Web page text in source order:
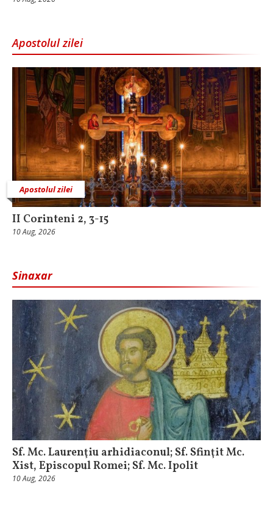
Apostolul zilei
Apostolul zilei
II Corinteni 2, 3-15
10 Aug, 2026
Sinaxar
Sf. Mc. Laurenţiu arhidiaconul; Sf. Sfinţit Mc.
Xist, Episcopul Romei; Sf. Mc. Ipolit
10 Aug, 2026